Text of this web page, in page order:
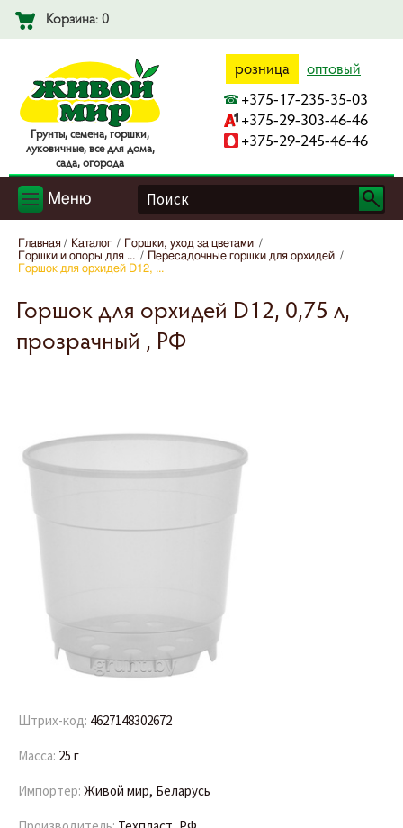
Корзина: 0
Гpyнты, ceмeнa, гopшки,
лyкoвичныe, вce для дoмa,
caдa, oгopoдa
розница оптовый
+375-17-235-35-03
+375-29-303-46-46
+375-29-245-46-46
Меню
Главная Каталог
Горшки, уход за цветами
Горшки и опоры для ...
Пересадочные горшки для орхидей
Горшок для орхидей D12, ...
Горшок для орхидей D12, 0,75 л,
прозрачный , РФ
Штрих-код: 4627148302672
Масса: 25 г
Импортер: Живой мир, Беларусь